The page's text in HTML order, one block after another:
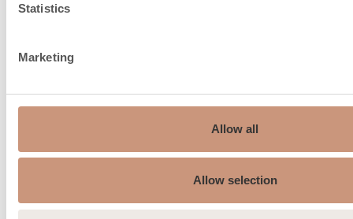
Statistics
Marketing
Allow all
Allow selection
Hormiliitosaukon mitta, mm
B
Hormiliitosaukon mitta, mm
C
110